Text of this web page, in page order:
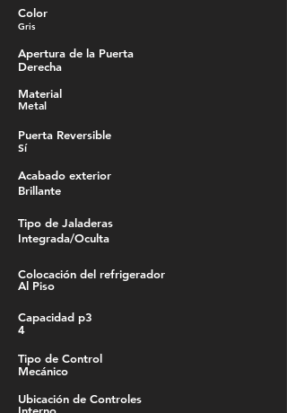
Color
Gris
Apertura de la Puerta
Derecha
Material
Metal
Puerta Reversible
Sí
Acabado exterior
Brillante
Tipo de Jaladeras
Integrada/Oculta
Colocación del refrigerador
Al Piso
Capacidad p3
4
Tipo de Control
Mecánico
Ubicación de Controles